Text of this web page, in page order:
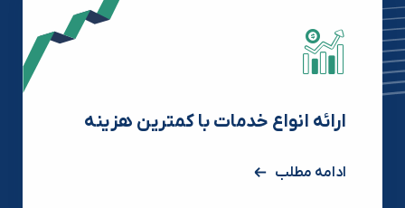
ارائه انواع خدمات با کمترین هزینه
ادامه مطلب